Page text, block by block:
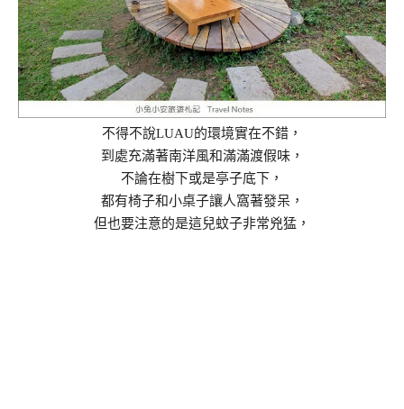
不得不說LUAU的環境實在不錯，
到處充滿著南洋風和滿滿渡假味，
不論在樹下或是亭子底下，
都有椅子和小桌子讓人窩著發呆，
但也要注意的是這兒蚊子非常兇猛，